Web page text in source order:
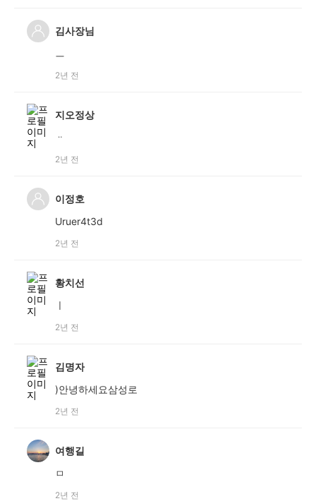
김사장님
ㅡ
2년 전
지오정상
ᆢ
2년 전
이정호
Uruer4t3d
2년 전
황치선
ㅣ
2년 전
김명자
)안녕하세요삼성로
2년 전
여행길
ㅁ
2년 전